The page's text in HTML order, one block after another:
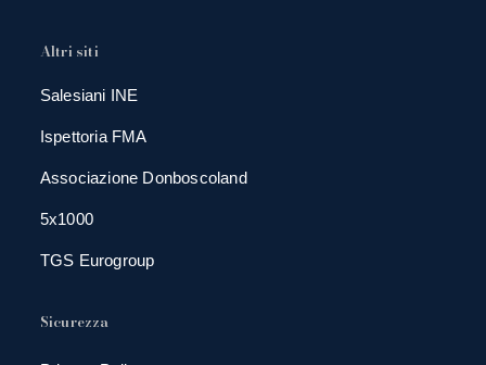
Altri siti
Salesiani INE
Ispettoria FMA
Associazione Donboscoland
5x1000
TGS Eurogroup
Sicurezza